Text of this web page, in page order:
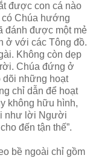
được con cá nào
có Chúa hướng
đánh được một mẻ
ở với các Tông đồ.
Không còn dẹp
Chúa đứng ở
dõi những hoạt
chỉ dẫn để hoạt
không hữu hình,
như lời Người
đến tận thế”.
bề ngoài chỉ gồm